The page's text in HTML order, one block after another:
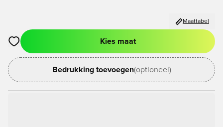
Maattabel
Opent een venster om in te loggen of je aan te melden als lid
Kies maat
Bedrukking toevoegen(optioneel)